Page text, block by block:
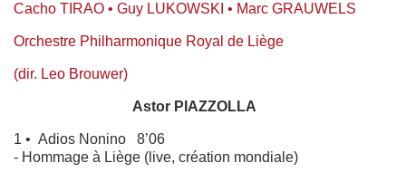
Cacho TIRAO • Guy LUKOWSKI • Marc GRAUWELS
Orchestre Philharmonique Royal de Liège
(dir. Leo Brouwer)
Astor PIAZZOLLA
1 • Adios Nonino 8’06
- Hommage à Liège (live, création mondiale)